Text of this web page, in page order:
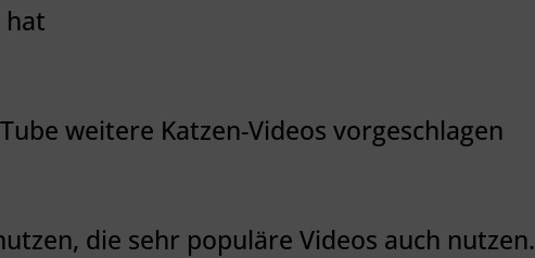
hat
weitere Katzen-Videos vorgeschlagen
die sehr populäre Videos auch nutzen.